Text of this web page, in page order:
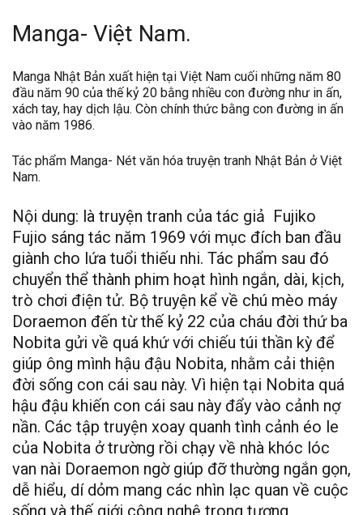
Manga- Việt Nam.
Manga Nhật Bản xuất hiện tại Việt Nam cuối những năm 80
đầu năm 90 của thế kỷ 20 bằng nhiều con đường như in ấn,
xách tay, hay dịch lậu. Còn chính thức bằng con đường in ấn
vào năm 1986.
Tác phẩm Manga- Nét văn hóa truyện tranh Nhật Bản ở Việt
Nam.
Nội dung: là truyện tranh của tác giả Fujiko
Fujio sáng tác năm 1969 với mục đích ban đầu
giành cho lứa tuổi thiếu nhi. Tác phẩm sau đó
chuyển thể thành phim hoạt hình ngắn, dài, kịch,
trò chơi điện tử. Bộ truyện kể về chú mèo máy
Doraemon đến từ thế kỷ 22 của cháu đời thứ ba
Nobita gửi về quá khứ với chiếu túi thần kỳ để
giúp ông mình hậu đậu Nobita, nhằm cải thiện
đời sống con cái sau này. Vì hiện tại Nobita quá
hậu đậu khiến con cái sau này đẩy vào cảnh nợ
nần. Các tập truyện xoay quanh tình cảnh éo le
của Nobita ở trường rồi chạy về nhà khóc lóc
van nài Doraemon ngờ giúp đỡ thường ngắn gọn,
dễ hiểu, dí dỏm mang các nhìn lạc quan về cuộc
sống và thế giới công nghệ trong tương